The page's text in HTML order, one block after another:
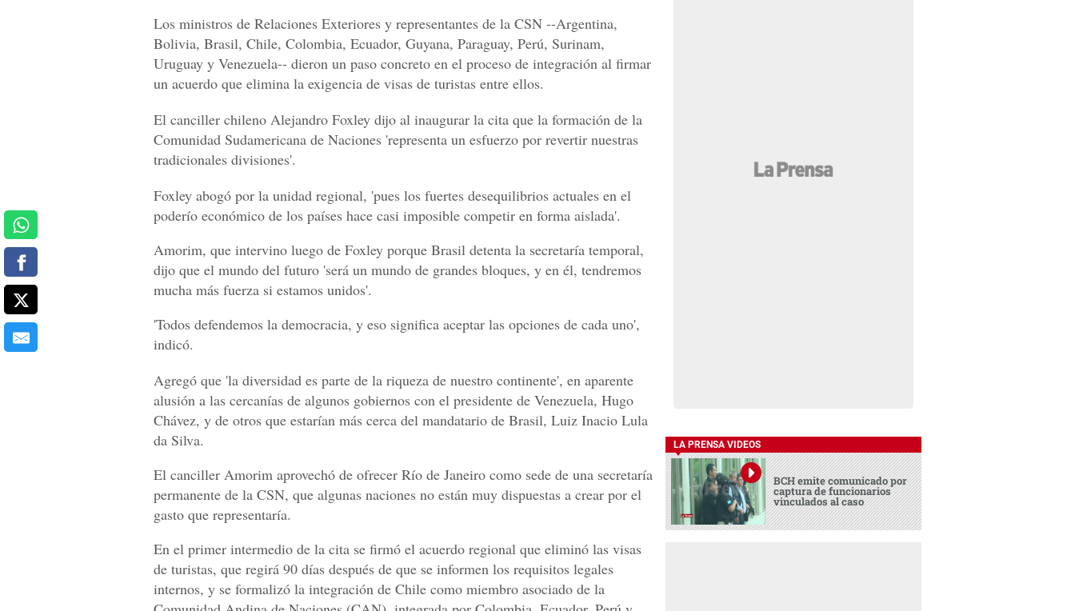
Los ministros de Relaciones Exteriores y representantes de la CSN --Argentina,
Bolivia, Brasil, Chile, Colombia, Ecuador, Guyana, Paraguay, Perú, Surinam,
Uruguay y Venezuela-- dieron un paso concreto en el proceso de integración al firmar
un acuerdo que elimina la exigencia de visas de turistas entre ellos.
El canciller chileno Alejandro Foxley dijo al inaugurar la cita que la formación de la
Comunidad Sudamericana de Naciones 'representa un esfuerzo por revertir nuestras
tradicionales divisiones'.
Foxley abogó por la unidad regional, 'pues los fuertes desequilibrios actuales en el
poderío económico de los países hace casi imposible competir en forma aislada'.
Amorim, que intervino luego de Foxley porque Brasil detenta la secretaría temporal,
dijo que el mundo del futuro 'será un mundo de grandes bloques, y en él, tendremos
mucha más fuerza si estamos unidos'.
'Todos defendemos la democracia, y eso significa aceptar las opciones de cada uno',
indicó.
Agregó que 'la diversidad es parte de la riqueza de nuestro continente', en aparente
alusión a las cercanías de algunos gobiernos con el presidente de Venezuela, Hugo
Chávez, y de otros que estarían más cerca del mandatario de Brasil, Luiz Inacio Lula
da Silva.
El canciller Amorim aprovechó de ofrecer Río de Janeiro como sede de una secretaría
permanente de la CSN, que algunas naciones no están muy dispuestas a crear por el
gasto que representaría.
En el primer intermedio de la cita se firmó el acuerdo regional que eliminó las visas
de turistas, que regirá 90 días después de que se informen los requisitos legales
internos, y se formalizó la integración de Chile como miembro asociado de la
LA PRENSA VIDEOS
BCH emite comunicado por
captura de funcionarios
vinculados al caso